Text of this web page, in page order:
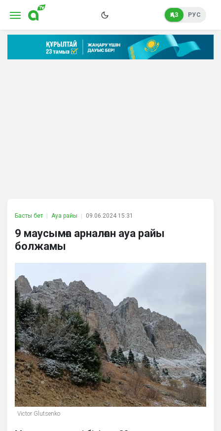
ҚАЗ РУС
Басты бет Ауа райы 09.06.2024 15:31
9 маусымға арналған ауа райы
болжамы
Victor Glutsenko